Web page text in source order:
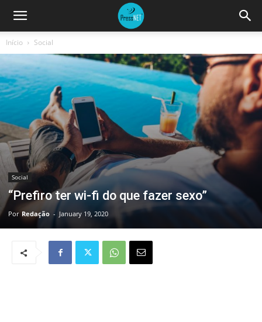
Início Social
Social
“Prefiro ter wi-fi do que fazer sexo”
Por Redação - January 19, 2020